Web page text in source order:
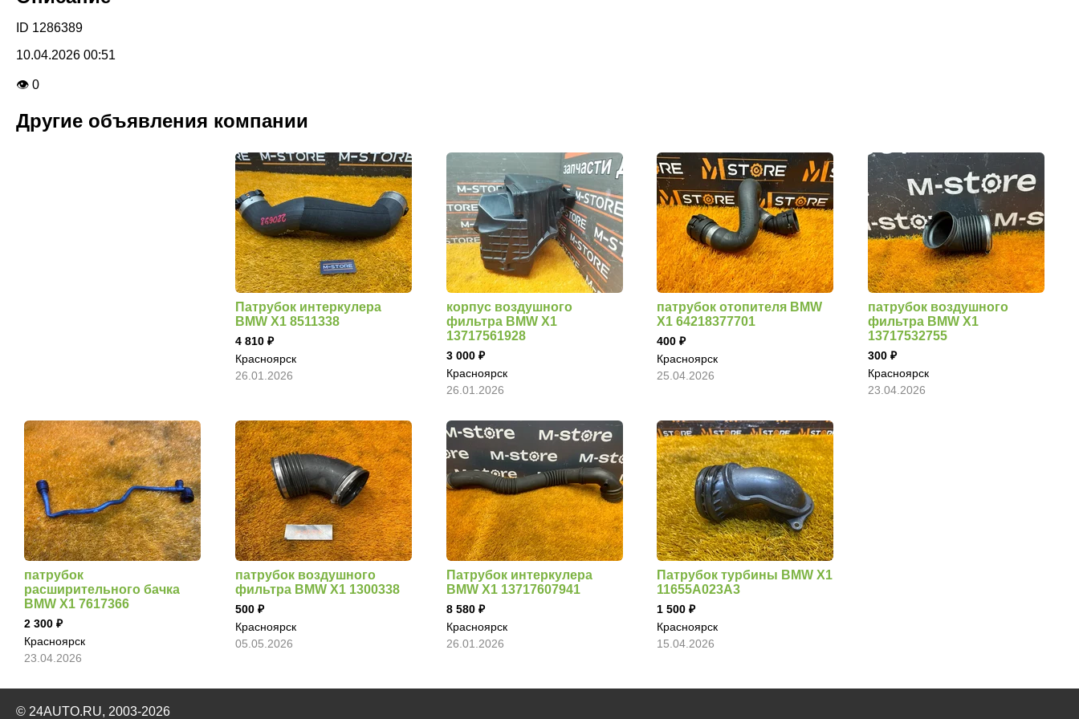
ID 1286389
10.04.2026 00:51
👁 0
Другие объявления компании
Патрубок интеркулера
BMW X1 8511338
4 810
Красноярск
26.01.2026
корпус воздушного
фильтра BMW X1
13717561928
3 000
Красноярск
26.01.2026
патрубок отопителя BMW
X1 64218377701
400
Красноярск
25.04.2026
патрубок воздушного
фильтра BMW X1
13717532755
300
Красноярск
23.04.2026
патрубок
расширительного бачка
BMW X1 7617366
2 300
Красноярск
23.04.2026
патрубок воздушного
фильтра BMW X1 1300338
500
Красноярск
05.05.2026
Патрубок интеркулера
BMW X1 13717607941
8 580
Красноярск
26.01.2026
Патрубок турбины BMW X1
11655A023A3
1 500
Красноярск
15.04.2026
© 24AUTO.RU, 2003-2026